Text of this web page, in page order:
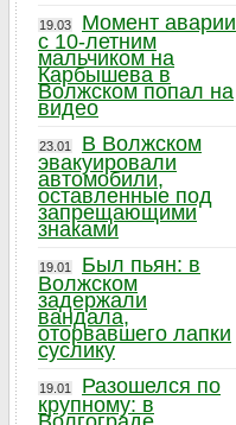
19.03
Момент аварии
с 10-летним
мальчиком на
Карбышева в
Волжском попал на
видео
23.01
В Волжском
эвакуировали
автомобили,
оставленные под
запрещающими
знаками
19.01
Был пьян: в
Волжском
задержали
вандала,
оторвавшего лапки
суслику
19.01
Разошелся по
крупному: в